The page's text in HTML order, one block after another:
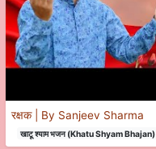
रक्षक | By Sanjeev Sharma
खाटू श्याम भजन (Khatu Shyam Bhajan)